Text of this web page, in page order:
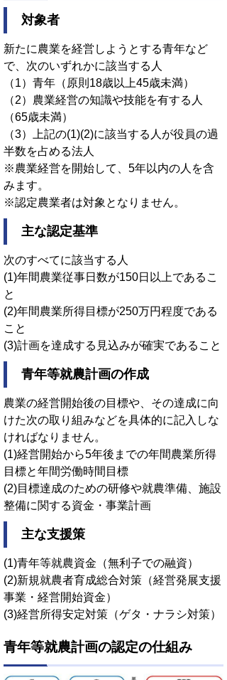
対象者
新たに農業を経営しようとする青年など
で、次のいずれかに該当する人
（1）青年（原則18歳以上45歳未満）
（2）農業経営の知識や技能を有する人
（65歳未満）
（3）上記の(1)(2)に該当する人が役員の過
半数を占める法人
※農業経営を開始して、5年以内の人を含
みます。
※認定農業者は対象となりません。
主な認定基準
次のすべてに該当する人
(1)年間農業従事日数が150日以上であるこ
と
(2)年間農業所得目標が250万円程度である
こと
(3)計画を達成する見込みが確実であること
青年等就農計画の作成
農業の経営開始後の目標や、その達成に向
けた次の取り組みなどを具体的に記入しな
ければなりません。
(1)経営開始から5年後までの年間農業所得
目標と年間労働時間目標
(2)目標達成のための研修や就農準備、施設
整備に関する資金・事業計画
主な支援策
(1)青年等就農資金（無利子での融資）
(2)新規就農者育成総合対策（経営発展支援
事業・経営開始資金）
(3)経営所得安定対策（ゲタ・ナラシ対策）
青年等就農計画の認定の仕組み